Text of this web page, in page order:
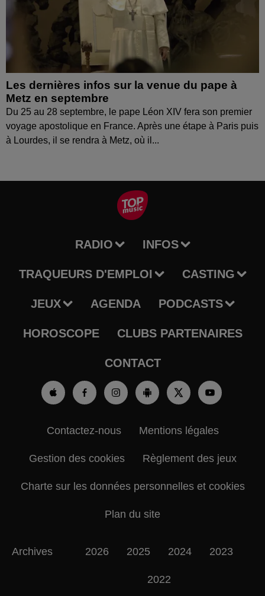
Les dernières infos sur la venue du pape à
Metz en septembre
Du 25 au 28 septembre, le pape Léon XIV fera son premier
voyage apostolique en France. Après une étape à Paris puis
à Lourdes, il se rendra à Metz, où il...
RADIO INFOS
TRAQUEURS D'EMPLOI CASTING
JEUX AGENDA PODCASTS
HOROSCOPE CLUBS PARTENAIRES
CONTACT
Contactez-nous Mentions légales
Gestion des cookies Règlement des jeux
Charte sur les données personnelles et cookies
Plan du site
Archives 2026 2025 2024 2023
2022